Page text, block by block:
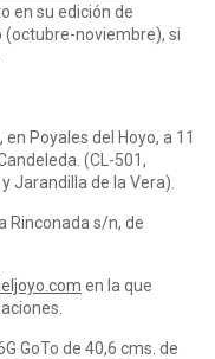
en su edición de
(octubre-noviembre), si
Poyales del Hoyo, a 11
(CL-501,
Jarandilla de la Vera).
Rinconada s/n, de
en la que
GoTo de 40,6 cms. de